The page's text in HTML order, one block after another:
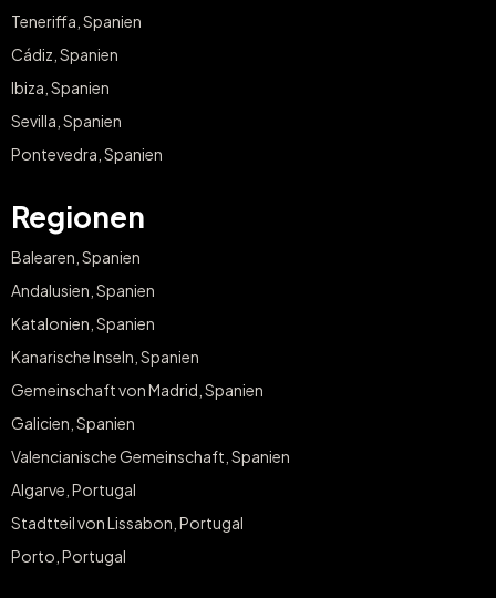
Teneriffa, Spanien
Cádiz, Spanien
Ibiza, Spanien
Sevilla, Spanien
Pontevedra, Spanien
Regionen
Balearen, Spanien
Andalusien, Spanien
Katalonien, Spanien
Kanarische Inseln, Spanien
Gemeinschaft von Madrid, Spanien
Galicien, Spanien
Valencianische Gemeinschaft, Spanien
Algarve, Portugal
Stadtteil von Lissabon, Portugal
Porto, Portugal